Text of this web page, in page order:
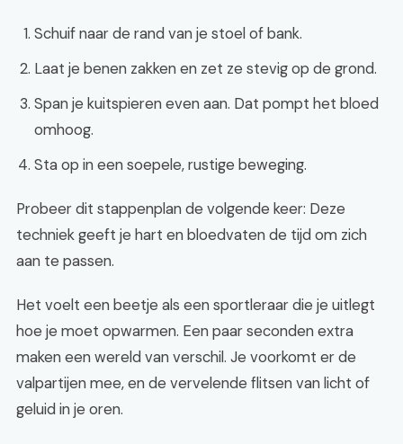
Schuif naar de rand van je stoel of bank.
Laat je benen zakken en zet ze stevig op de grond.
Span je kuitspieren even aan. Dat pompt het bloed
omhoog.
Sta op in een soepele, rustige beweging.
Probeer dit stappenplan de volgende keer: Deze
techniek geeft je hart en bloedvaten de tijd om zich
aan te passen.
Het voelt een beetje als een sportleraar die je uitlegt
hoe je moet opwarmen. Een paar seconden extra
maken een wereld van verschil. Je voorkomt er de
valpartijen mee, en de vervelende flitsen van licht of
geluid in je oren.